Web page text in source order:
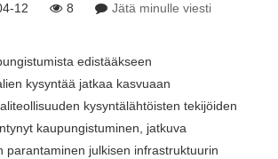
12 8 Jätä minulle viesti
edistääkseen
kysyntää jatkaa kasvuaan
kysyntälähtöisten tekijöiden
kaupungistuminen, jatkuva
parantaminen julkisen infrastruktuurin